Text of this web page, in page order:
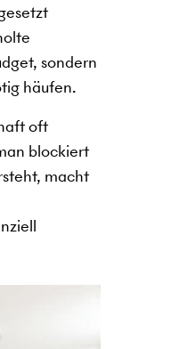
sondern
häufen.
oft
blockiert
macht